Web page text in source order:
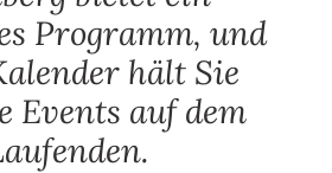
Programm, und
hält Sie
Events auf dem